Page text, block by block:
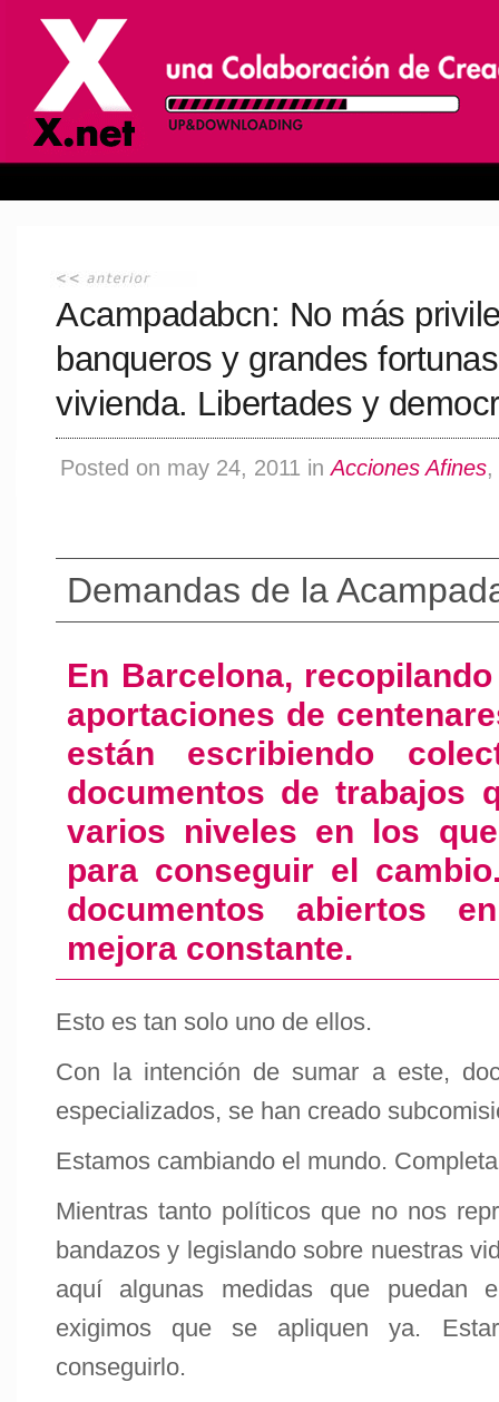
Acampadabcn: No más
banqueros y grandes
vivienda. Libertades y
Posted on may 24, 2011 inAcciones Afines,
Demandas de la
En Barcelona,
aportaciones de
están escribiendo
documentos de trabajos
varios niveles en los
para conseguir el
documentos abiertos
mejora constante.
Esto es tan solo uno de ellos.
Con la intención de sumar a este,
especializados, se han creado
Estamos cambiando el mundo.
Mientras tanto políticos que no nos
bandazos y legislando sobre nuestras
aquí algunas medidas que puedan
exigimos que se apliquen ya.
conseguirlo.